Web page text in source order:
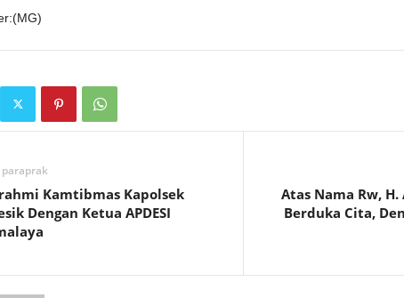
Kamtibmas Kapolsek
Dengan Ketua APDESI
Atas Nama Rw,
Berduka Cita,